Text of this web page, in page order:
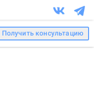
Получить консультацию